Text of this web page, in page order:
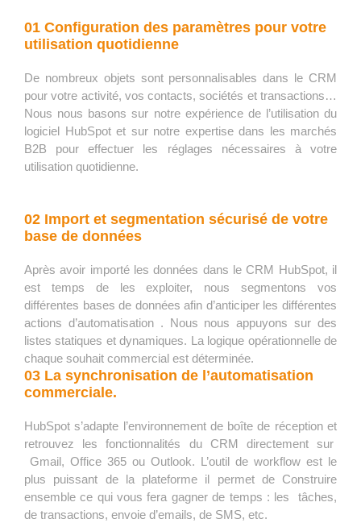
01 Configuration des paramètres pour votre
utilisation quotidienne
De nombreux objets sont personnalisables dans le CRM
pour votre activité, vos contacts, sociétés et transactions…
Nous nous basons sur notre expérience de l’utilisation du
logiciel HubSpot et sur notre expertise dans les marchés
B2B pour effectuer les réglages nécessaires à votre
utilisation quotidienne.
02 Import et segmentation sécurisé de votre
base de données
Après avoir importé les données dans le CRM HubSpot, il
est temps de les exploiter, nous segmentons vos
différentes bases de données afin d’anticiper les différentes
actions d’automatisation . Nous nous appuyons sur des
listes statiques et dynamiques. La logique opérationnelle de
chaque souhait commercial est déterminée.
03 La synchronisation de l’automatisation
commerciale.
HubSpot s’adapte l’environnement de boîte de réception et
retrouvez les fonctionnalités du CRM directement sur
Gmail, Office 365 ou Outlook. L’outil de workflow est le
plus puissant de la plateforme il permet de Construire
ensemble ce qui vous fera gagner de temps : les tâches,
de transactions, envoie d’emails, de SMS, etc.